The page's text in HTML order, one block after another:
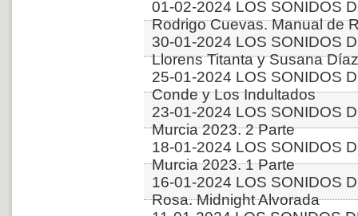
01-02-2024 LOS SONIDOS
Rodrigo Cuevas. Manual de
30-01-2024 LOS SONIDOS
Llorens Titanta y Susana
25-01-2024 LOS SONIDOS
Conde y Los Indultados
23-01-2024 LOS SONIDOS
Murcia 2023. 2 Parte
18-01-2024 LOS SONIDOS
Murcia 2023. 1 Parte
16-01-2024 LOS SONIDOS
Rosa. Midnight Alvorada